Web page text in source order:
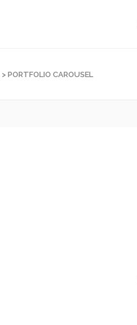
> PORTFOLIO CAROUSEL